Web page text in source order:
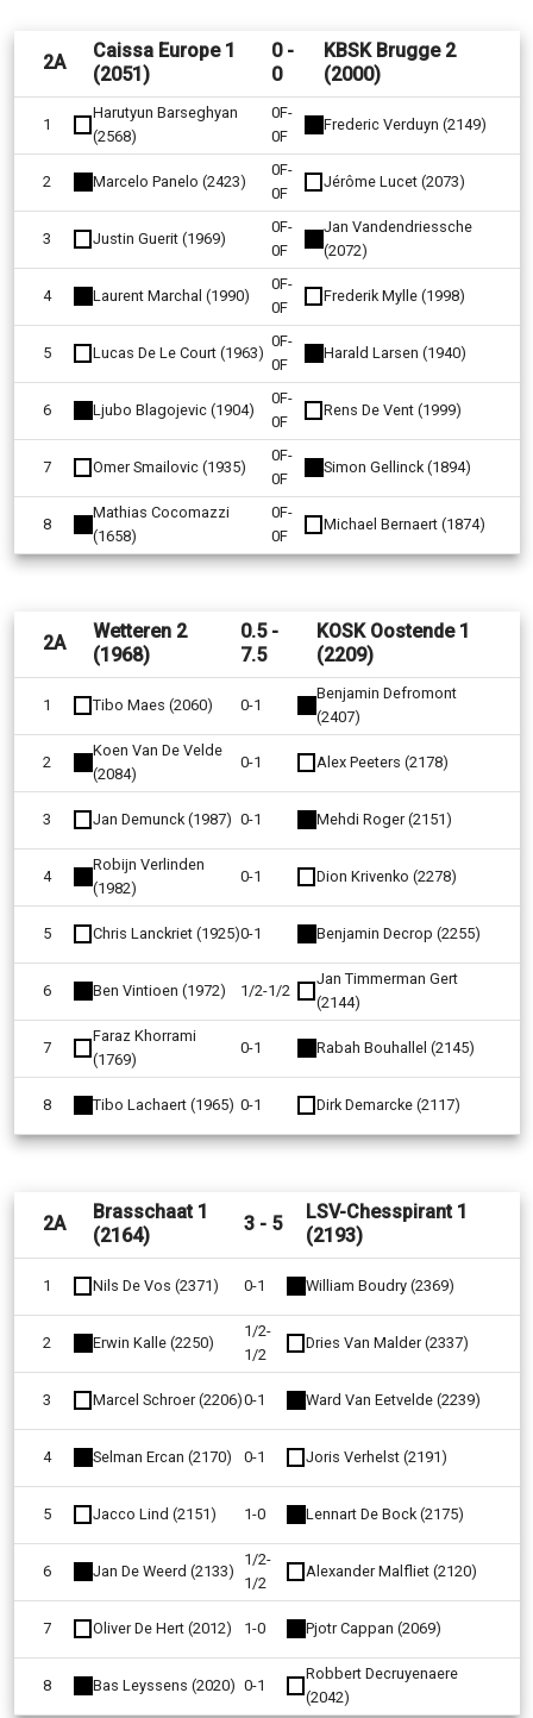
2A
Caissa Europe 1
(2051)
0 -
0
KBSK Brugge 2
(2000)
1
Harutyun Barseghyan
(2568)
0F-
0F
Frederic Verduyn (2149)
2 Marcelo Panelo (2423)
0F-
0F
Jérôme Lucet (2073)
3 Justin Guerit (1969)
0F-
0F
Jan Vandendriessche
(2072)
4 Laurent Marchal (1990)
0F-
0F
Frederik Mylle (1998)
5 Lucas De Le Court (1963)
0F-
0F
Harald Larsen (1940)
6 Ljubo Blagojevic (1904)
0F-
0F
Rens De Vent (1999)
7 Omer Smailovic (1935)
0F-
0F
Simon Gellinck (1894)
8
Mathias Cocomazzi
(1658)
0F-
0F
Michael Bernaert (1874)
2A
Wetteren 2
(1968)
0.5 -
7.5
KOSK Oostende 1
(2209)
1 Tibo Maes (2060) 0-1
Benjamin Defromont
(2407)
2
Koen Van De Velde
(2084)
0-1 Alex Peeters (2178)
3 Jan Demunck (1987) 0-1 Mehdi Roger (2151)
4
Robijn Verlinden
(1982)
0-1 Dion Krivenko (2278)
5 Chris Lanckriet (1925)0-1 Benjamin Decrop (2255)
6 Ben Vintioen (1972) 1/2-1/2
Jan Timmerman Gert
(2144)
7
Faraz Khorrami
(1769)
0-1 Rabah Bouhallel (2145)
8 Tibo Lachaert (1965) 0-1 Dirk Demarcke (2117)
2A
Brasschaat 1
(2164)
3 - 5
LSV-Chesspirant 1
(2193)
1 Nils De Vos (2371) 0-1 William Boudry (2369)
2 Erwin Kalle (2250)
1/2-
1/2
Dries Van Malder (2337)
3 Marcel Schroer (2206)0-1 Ward Van Eetvelde (2239)
4 Selman Ercan (2170) 0-1 Joris Verhelst (2191)
5 Jacco Lind (2151) 1-0 Lennart De Bock (2175)
6 Jan De Weerd (2133)
1/2-
1/2
Alexander Malfliet (2120)
7 Oliver De Hert (2012) 1-0 Pjotr Cappan (2069)
8 Bas Leyssens (2020) 0-1
Robbert Decruyenaere
(2042)